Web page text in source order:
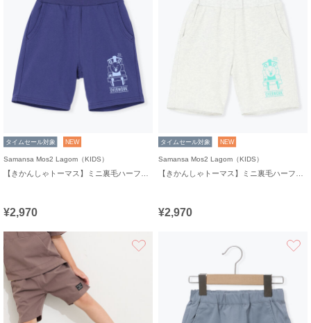
タイムセール対象 NEW
Samansa Mos2 Lagom（KIDS）
¥2,970
タイムセール対象 NEW
Samansa Mos2 Lagom（KIDS）
¥2,970